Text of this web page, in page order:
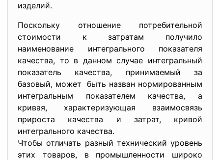
изделий.
Поскольку отношение потребительной
стоимости к затратам получило
наименование интегрального показателя
качества, то в данном случае интегральный
показатель качества, принимаемый за
базовый, может быть назван нормированным
интегральным показателем качества, а
кривая, характеризующая взаимосвязь
прироста качества и затрат, кривой
интегрального качества.
Чтобы отличать разный технический уровень
этих товаров, в промышленности широко